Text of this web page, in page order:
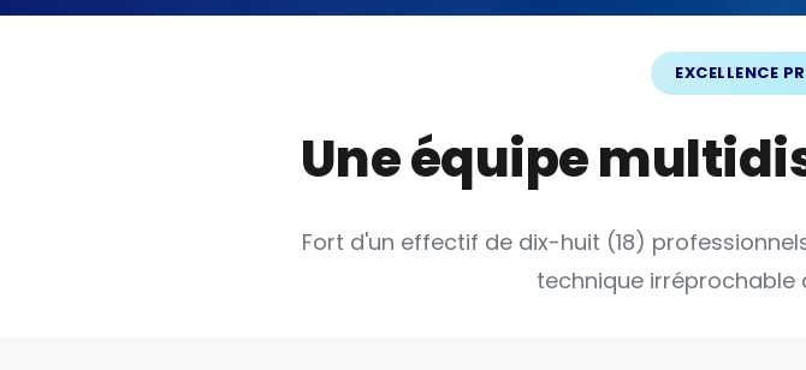
EXCELLENCE
Une équipe
Fort d'un effectif de dix-huit (18)
technique irréprochable